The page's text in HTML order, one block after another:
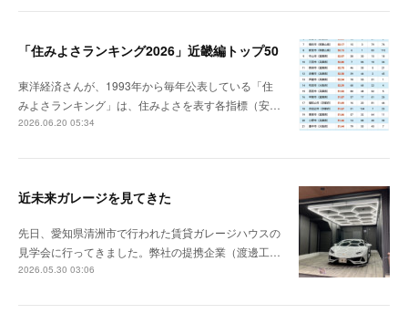
「住みよさランキング2026」近畿編トップ50
東洋経済さんが、1993年から毎年公表している「住
みよさランキング」は、住みよさを表す各指標（安…
2026.06.20 05:34
近未来ガレージを見てきた
先日、愛知県清洲市で行われた賃貸ガレージハウスの
見学会に行ってきました。弊社の提携企業（渡邊工…
2026.05.30 03:06